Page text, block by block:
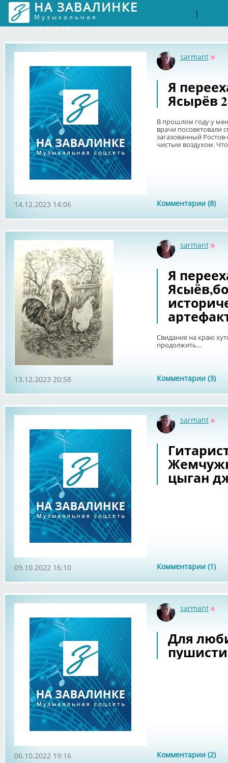
НА ЗАВАЛИНКЕ
Музыкальная
соцсеть
|
sarmant
Я
Ясырёв
В прошлом году у
врачи посоветовали
загазованный
чистым воздухом. Что
Комментарии (8)
14.12.2023 14:06
sarmant
Я
Свидание на краю
продолжить...
Комментарии (3)
13.12.2023 20:58
sarmant
цыган
Комментарии (1)
09.10.2022 16:10
sarmant
Для
Комментарии (2)
06.10.2022 19:16